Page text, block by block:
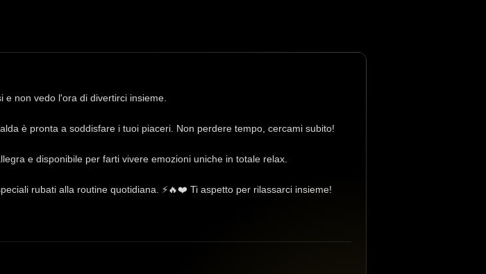
non vedo l'ora di divertirci insieme.
è pronta a soddisfare i tuoi piaceri. Non perdere tempo, cercami subito!
e disponibile per farti vivere emozioni uniche in totale relax.
rubati alla routine quotidiana. ⚡️🔥❤️ Ti aspetto per rilassarci insieme!